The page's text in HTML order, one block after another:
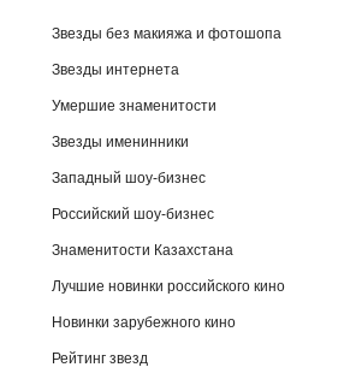
Звезды без макияжа и фотошопа
Звезды интернета
Умершие знаменитости
Звезды именинники
Западный шоу-бизнес
Российский шоу-бизнес
Знаменитости Казахстана
Лучшие новинки российского кино
Новинки зарубежного кино
Рейтинг звезд